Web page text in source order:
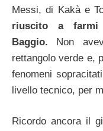
Messi, di Kakà e
riuscito a farmi
Baggio. Non
rettangolo verde e,
fenomeni
livello tecnico, per
Ricordo ancora il